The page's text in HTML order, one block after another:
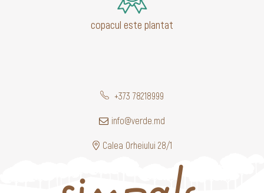
copacul este plantat
+373 78218999
info@verde.md
Calea Orheiului 28/1